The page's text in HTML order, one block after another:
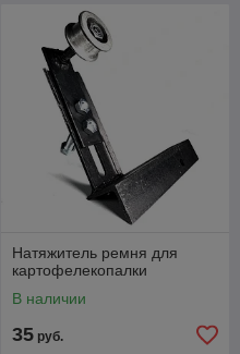
Натяжитель ремня для
картофелекопалки
В наличии
35 руб.